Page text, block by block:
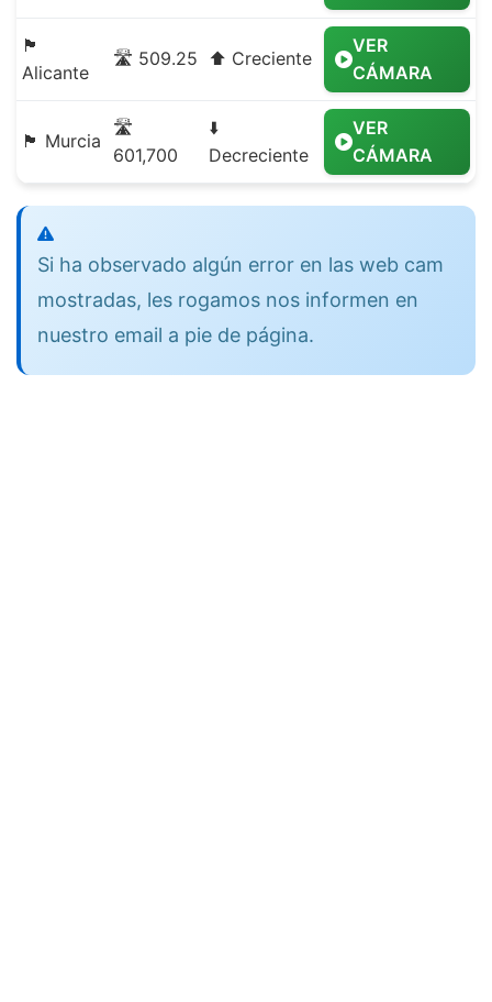
🏴
Alicante
🛣️ 509.25 ⬆️ Creciente
VER
CÁMARA
🏴 Murcia
🛣️
601,700
⬇️
Decreciente
VER
CÁMARA
Si ha observado algún error en las web cam
mostradas, les rogamos nos informen en
nuestro email a pie de página.